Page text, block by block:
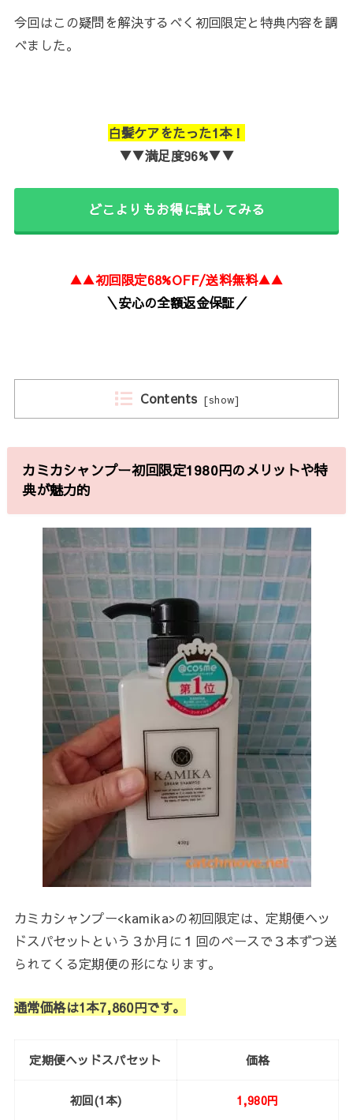
今回はこの疑問を解決するべく初回限定と特典内容を調
べました。
白髪ケアをたった1本！
▼▼満足度96%▼▼
どこよりもお得に試してみる
▲▲初回限定68%OFF/送料無料▲▲
＼安心の全額返金保証／
Contents [show]
カミカシャンプー初回限定1980円のメリットや特
典が魅力的
カミカシャンプー<kamika>の初回限定は、定期便ヘッ
ドスパセットという３か月に１回のペースで３本ずつ送
られてくる定期便の形になります。
通常価格は1本7,860円です。
定期便ヘッドスパセット 価格
初回(1本) 1,980円